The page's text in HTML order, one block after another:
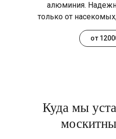
алюминия.
только от
от
Куда мы